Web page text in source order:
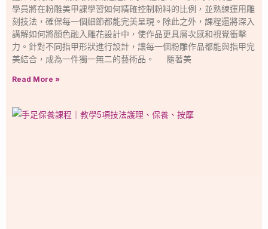
學員將在粉雕美甲課學習如何精確控制粉料的比例，並熟練運用雕
刻技法，確保每一個細節都能完美呈現。除此之外，課程還將深入
講解如何將顏色融入雕花設計中，使作品更具層次感和視覺衝擊
力。針對不同指甲形狀進行設計，讓每一個粉雕作品都能與指甲完
美結合，成為一件獨一無二的藝術品。 隨著美
Read More »